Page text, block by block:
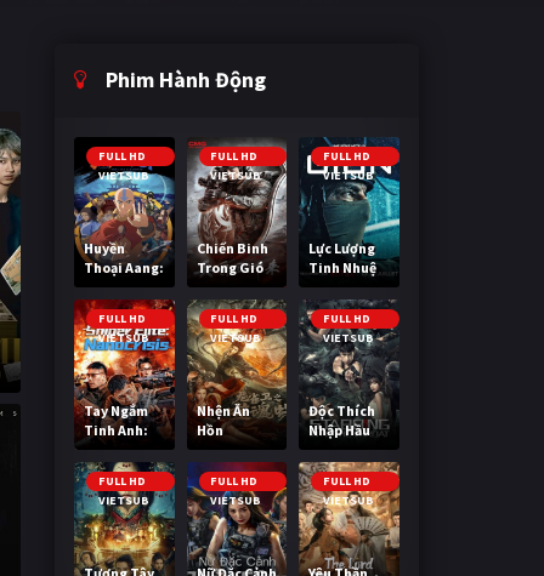
Phim Hành Động
FULL HD
VIETSUB
Huyền
Thoại Aang:
Tiết Khí Sư
Cuối Cùng
FULL HD
VIETSUB
Chiến Binh
Trong Gió
FULL HD
VIETSUB
Lực Lượng
Tinh Nhuệ
FULL HD
VIETSUB
Tay Ngắm
Tinh Anh:
Nguy Cơ
Nano
FULL HD
VIETSUB
Nhện Ăn
Hồn
FULL HD
VIETSUB
Độc Thích
Nhập Hầu
FULL HD
VIETSUB
FULL HD
VIETSUB
FULL HD
VIETSUB